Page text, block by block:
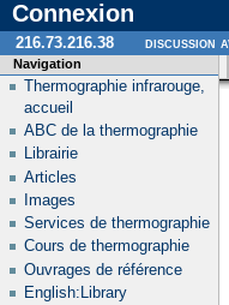
Connexion
Navigation
Thermographie infrarouge,
accueil
ABC de la thermographie
Librairie
Articles
Images
Services de thermographie
Cours de thermographie
Ouvrages de référence
English:Library
216.73.216.38 discussion